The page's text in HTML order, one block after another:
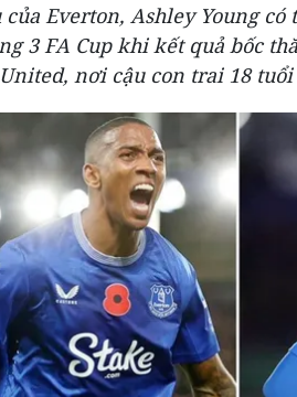
Everton, Ashley Young có
3 FA Cup khi kết quả bốc
nơi cậu con trai 18